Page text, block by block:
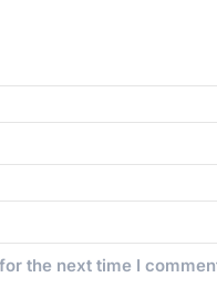
the next time I